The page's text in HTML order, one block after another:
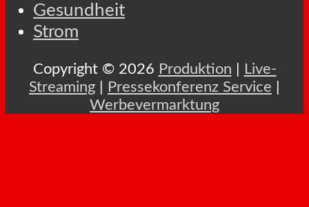
Gesundheit
Strom
Copyright © 2026 Produktion
Live-
Streaming
Pressekonferenz Service
Werbevermarktung